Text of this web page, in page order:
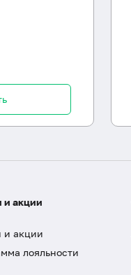
и акции
и акции
лояльности